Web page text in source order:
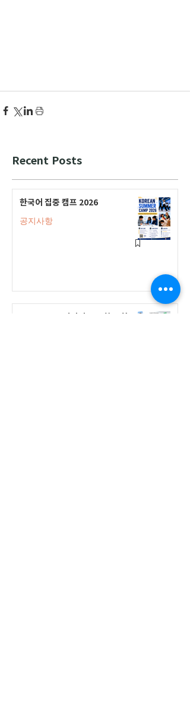
Recent Posts
한국어 집중 캠프 2026
공지사항
2026-2027 캐나다 고등학교 한국어